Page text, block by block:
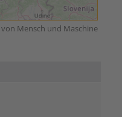
von Mensch und Maschine